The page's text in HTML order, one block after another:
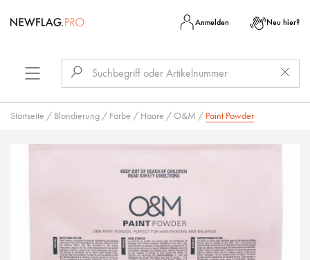
Anmelden Neu hier?
Startseite / Blondierung / Farbe / Haare /O&M / Paint Powder